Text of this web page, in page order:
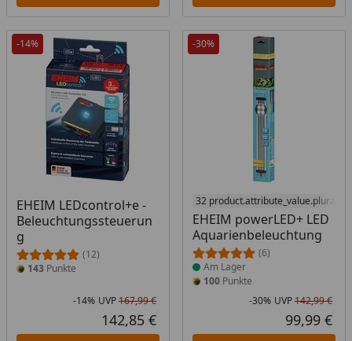
-14%
EHEIM LEDcontrol+e -
Beleuchtungssteuerun
g
(12)
143 Punkte
Rabatt in Prozent
-14%
Ursprünglicher Preis
UVP167,99 €
Aktueller Preis
142,85 €
-30%
32
EHEIM powerLED+ LED
Aquarienbeleuchtung
(6)
Produkt am Lager
Am Lager
100Punkte
-30% UVP142,99 €
99,99 €